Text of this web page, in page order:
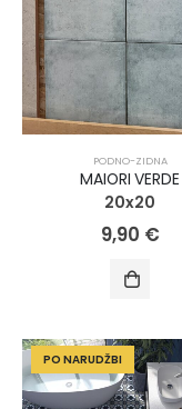
PODNO-ZIDNA
MAIORI VERDE
20x20
9,90 €
PO NARUDŽBI